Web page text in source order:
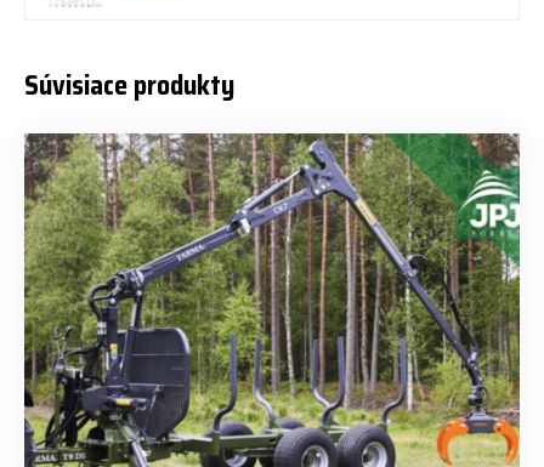
Súvisiace produkty